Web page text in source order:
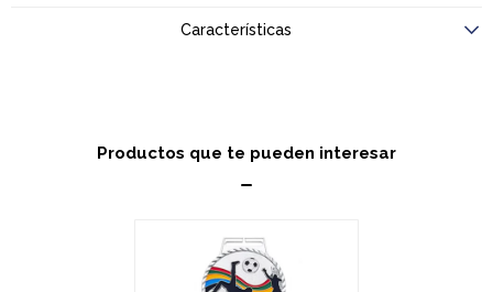
Características
Productos que te pueden interesar